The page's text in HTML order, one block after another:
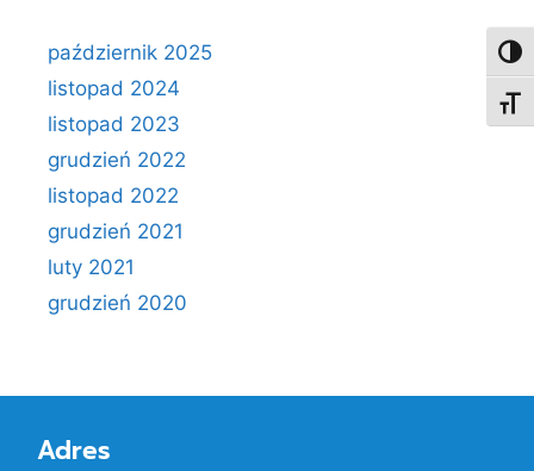
październik 2025
listopad 2024
listopad 2023
grudzień 2022
listopad 2022
grudzień 2021
luty 2021
grudzień 2020
Adres